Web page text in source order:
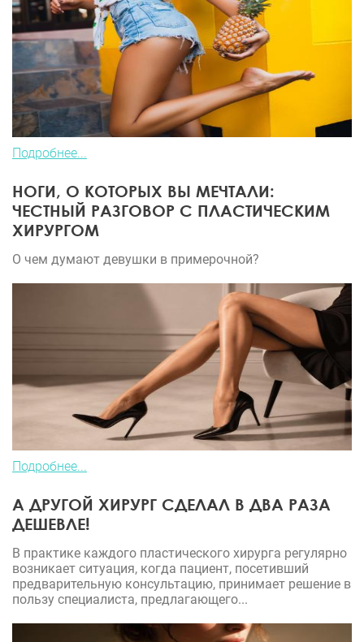
Подробнее...
НОГИ, О КОТОРЫХ ВЫ МЕЧТАЛИ:
ЧЕСТНЫЙ РАЗГОВОР С ПЛАСТИЧЕСКИМ
ХИРУРГОМ
О чем думают девушки в примерочной?
Подробнее...
А ДРУГОЙ ХИРУРГ СДЕЛАЛ В ДВА РАЗА
ДЕШЕВЛЕ!
В практике каждого пластического хирурга регулярно
возникает ситуация, когда пациент, посетивший
предварительную консультацию, принимает решение в
пользу специалиста, предлагающего...